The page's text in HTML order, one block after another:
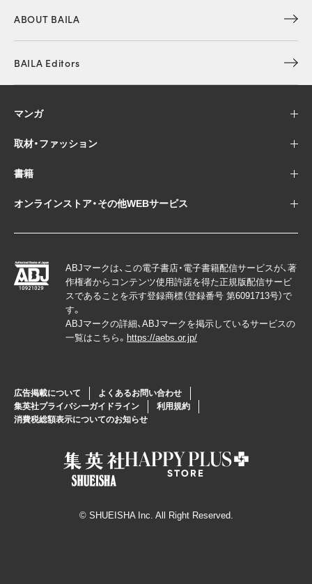
ABOUT BAILA
BAILA Editors
マンガ
取材・ファッション
書籍
オンラインストア・その他WEBサービス
ABJマークは、この電子書店・電子書籍配信サービスが、著
作権者からコンテンツ使用許諾を得た正規版配信サービ
スであることを示す登録商標（登録番号 第6091713号）で
す。
ABJマークの詳細、ABJマークを掲示しているサービスの
一覧はこちら。 https://aebs.or.jp/
広告掲載について
よくあるお問い合わせ
集英社プライバシーガイドライン
利用規約
消費税総額表示についてのお知らせ
© SHUEISHA Inc. All Right Reserved.